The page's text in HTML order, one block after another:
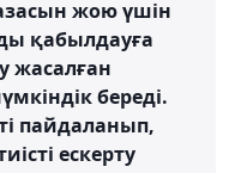
жою үшін
қабылдауға
жасалған
береді.
пайдаланып,
ескерту